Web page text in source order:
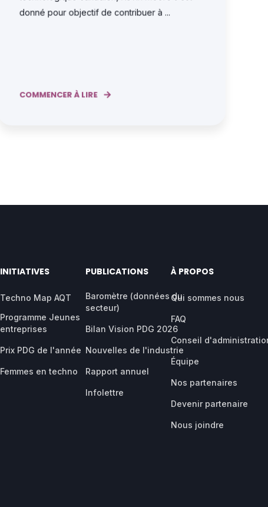
donné pour objectif de contribuer à ...
COMMENCER À LIRE
INITIATIVES
Techno Map AQT
Programme Jeunes
entreprises
Prix PDG de l'année
Femmes en techno
PUBLICATIONS
Baromètre (données du
secteur)
Bilan Vision PDG 2026
Nouvelles de l'industrie
Rapport annuel
Infolettre
À PROPOS
Qui sommes nous
FAQ
Conseil
Équipe
Nos partenaires
Devenir partenaire
Nous joindre